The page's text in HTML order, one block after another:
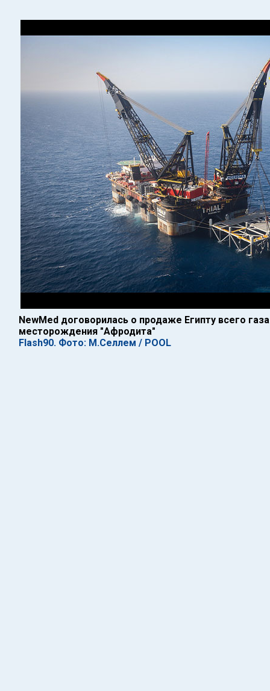
NewMed договорилась о продаже Египту всего
месторождения "Афродита"
Flash90. Фото: М.Селлем / POOL